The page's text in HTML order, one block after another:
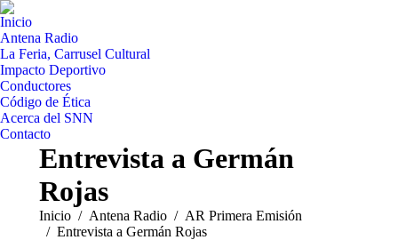
Inicio
Antena Radio
La Feria, Carrusel Cultural
Impacto Deportivo
Conductores
Código de Ética
Acerca del SNN
Contacto
Entrevista a Germán
Rojas
Estás aquí:
Inicio Antena Radio
AR Primera Emisión
Entrevista a Germán Rojas